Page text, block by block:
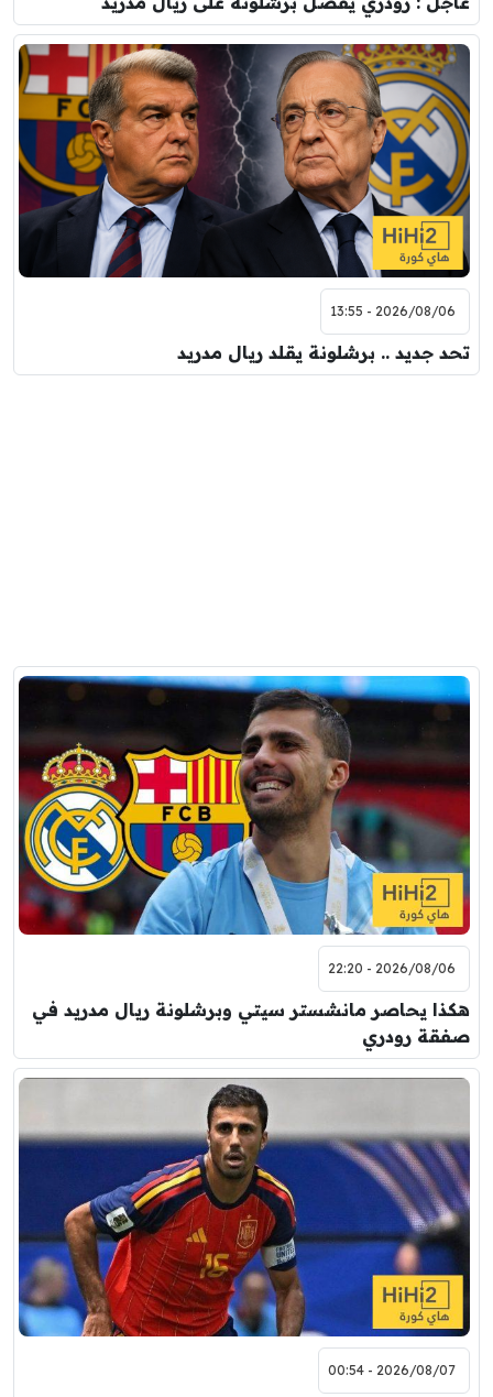
2026/08/06 - 13:55
تحد جديد .. برشلونة يقلد ريال مدريد
2026/08/06 - 22:20
هكذا يحاصر مانشستر سيتي وبرشلونة ريال مدريد في
صفقة رودري
2026/08/07 - 00:54